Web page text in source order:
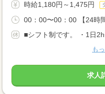
時給1,180円～1,475円
00：00〜00：00 【24時
■シフト制です。 ・1日
も
求人